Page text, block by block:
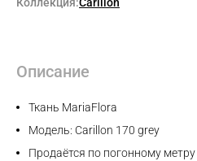
Описание
Ткань MariaFlora
Модель: Carillon 170 grey
Продаётся по погонному метру